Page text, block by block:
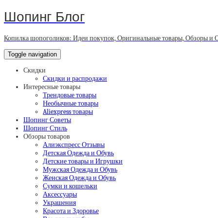
Шопинг Блог
Копилка шопоголиков: Идеи покупок, Оригинальные товары, Обзоры и
Toggle navigation
Скидки
Скидки и распродажи
Интересные товары
Трендовые товары
Необычные товары
Aliexpress товары
Шопинг Советы
Шопинг Стиль
Обзоры товаров
Алиэкспресс Отзывы
Детская Одежда и Обувь
Детские товары и Игрушки
Мужская Одежда и Обувь
Женская Одежда и Обувь
Сумки и кошельки
Аксессуары
Украшения
Красота и Здоровье